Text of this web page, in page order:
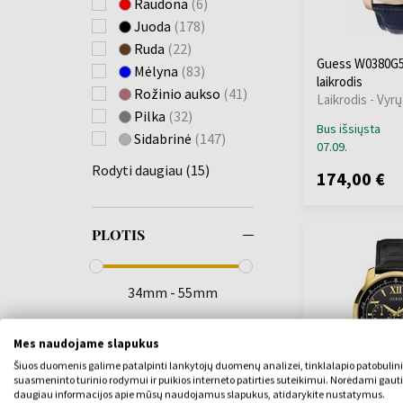
JDM Military(+1)
Jowissa (+7)
Lacoste
(+7)
Lee Cooper
(+116)
Lorus (+137)
Louis XVI (+58)
Maserati(+312)
Michael Kors
Mondaine(+32)
Morellato(+7)
MVMT(+3)
Nubeo
OPS!SMART(+7)
Imprint(2)
Indy(1)
Jaq(1)
King(1)
Legacy(1)
Majestic(1)
Max(2)
Melody(1)
Monarch(1)
Montana
Palmer (3)
Parker(3)
Perimeter
Phoenix(9)
Plein Rich(1)
Juoda (178)
Ruda (22)
Mėlyna (83)
Rožinio aukso (41)
Pilka (32)
Sidabrinė (147)
Rodyti daugiau (15)
PLOTIS
34mm - 55mm
DIRŽELIO SPALVA
Guess
laikrodis
Laikrodis - Vyrų
Bus išsiųsta
07.09.
174,00 €
Mes naudojame slapukus
Šiuos duomenis galime patalpinti lankytojų duomenų analizei, tinklalapio
suasmeninto turinio rodymui ir puikios interneto patirties suteikimui. Norėdami gauti
daugiau informacijos apie mūsų naudojamus slapukus, atidarykite nustatymus.